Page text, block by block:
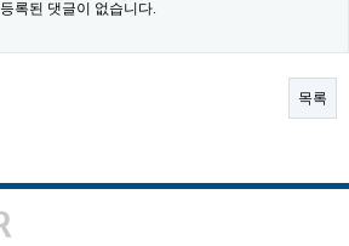
등록된 댓글이 없습니다.
목록